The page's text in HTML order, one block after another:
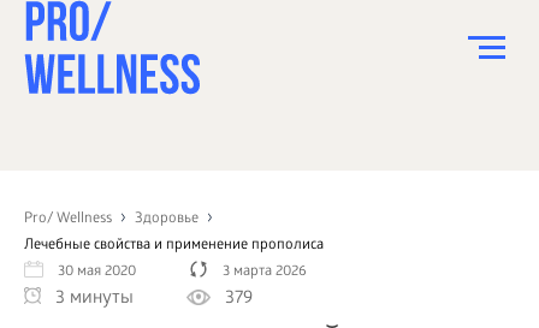
Pro/ Wellness
Здоровье
Лечебные свойства и применение прополиса
30 мая 2020
3 марта 2026
3 минуты 379
СПОРТ
ЗДОРОВЬЕ
КРАСОТА